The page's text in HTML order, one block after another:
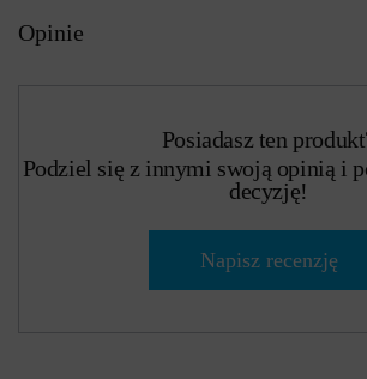
Opinie
Posiadasz ten
Podziel się z innymi swoją opinią i
decyzję!
Napisz recenzję